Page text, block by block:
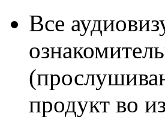
Все
продукт во